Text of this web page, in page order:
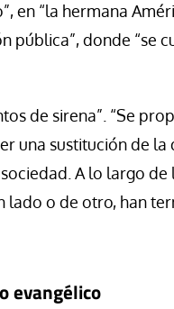
en “la hermana
pública”, donde “se
de sirena”. “Se
una sustitución de la
A lo largo de
lado o de otro, han
evangélico